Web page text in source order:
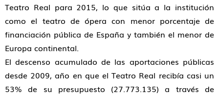
Teatro Real para 2015, lo que sitúa a la institución
como el teatro de ópera con menor porcentaje de
financiación pública de España y también el menor de
Europa continental.
El descenso acumulado de las aportaciones públicas
desde 2009, año en que el Teatro Real recibía casi un
53% de su presupuesto (27.773.135) a través de